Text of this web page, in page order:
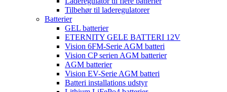
Tilbehør til laderegulatorer
Batterier
GEL batterier
ETERNITY GELE BATTERI 12V
Vision 6FM-Serie AGM batteri
Vision CP serien AGM batterier
AGM batterier
Vision EV-Serie AGM batteri
Batteri installations udstyr